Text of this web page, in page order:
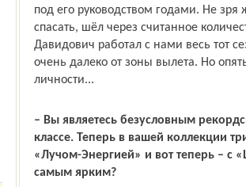
под его руководством годами. Не
спасать, шёл через считанное
Давидович работал с нами весь тот
очень далеко от зоны вылета. Но
личности...
– Вы являетесь безусловным
классе. Теперь в вашей коллекции
«Лучом-Энергией» и вот теперь – с
самым ярким?